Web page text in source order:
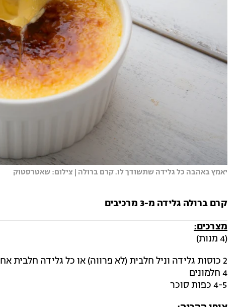
יאמץ באהבה כל גלידה שתשודך לו. קרם ברולה | צילום: שאטרסטוק
קרם ברולה גלידה מ-3 מרכיבים
מצרכים:
(4 מנות)
2 כוסות גלידה וניל חלבית (לא פרווה) או כל גלידה חלבית אחרת שאוהבים
4 חלמונים
4-5 כפות סוכר